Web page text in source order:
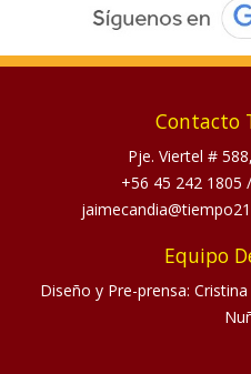
Contacto
Pje. Viertel #
+56 45 242 1805 /
Equipo
Diseño y Pre-prensa: